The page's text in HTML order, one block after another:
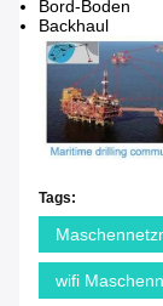
Bord-Boden
Backhaul
Tags:
wifi